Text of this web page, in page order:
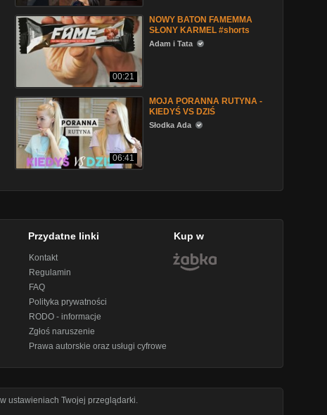
00:21
NOWY BATON FAMEMMA
SŁONY KARMEL #shorts
Adam i Tata
06:41
MOJA PORANNA RUTYNA -
KIEDYŚ VS DZIŚ
Słodka Ada
Przydatne linki
Kontakt
Regulamin
FAQ
Polityka prywatności
RODO - informacje
Zgłoś naruszenie
Prawa autorskie oraz usługi cyfrowe
Kup w
ustawieniach Twojej przeglądarki.